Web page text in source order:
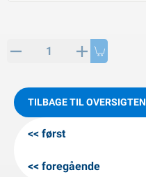
KO artikler
TILBAGE TIL OVERSIGTEN
først
foregående